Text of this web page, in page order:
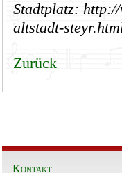
Stadtplatz:
altstadt-
Zurück
Kontakt